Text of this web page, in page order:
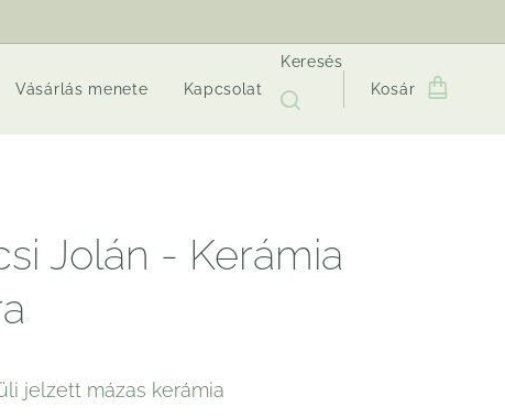
Vásárlás menete Kapcsolat
Keresés
Kosár
Jolán - Kerámia
jelzett mázas kerámia